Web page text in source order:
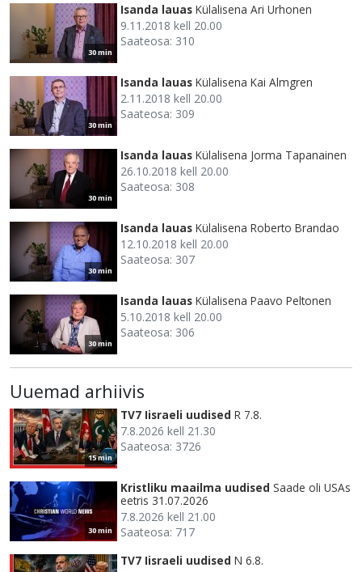
30 min
Isanda lauas Külalisena Ari Urhonen
9.11.2018 kell 20.00
Saateosa: 310
30 min
Isanda lauas Külalisena Kai Almgren
2.11.2018 kell 20.00
Saateosa: 309
30 min
Isanda lauas Külalisena Jorma Tapanainen
26.10.2018 kell 20.00
Saateosa: 308
30 min
Isanda lauas Külalisena Roberto Brandao
12.10.2018 kell 20.00
Saateosa: 307
30 min
Isanda lauas Külalisena Paavo Peltonen
5.10.2018 kell 20.00
Saateosa: 306
Uuemad arhiivis
15 min
TV7 Iisraeli uudised R 7.8.
7.8.2026 kell 21.30
Saateosa: 3726
30 min
Kristliku maailma uudised Saade oli USAs
eetris 31.07.2026
7.8.2026 kell 21.00
Saateosa: 717
TV7 Iisraeli uudised N 6.8.